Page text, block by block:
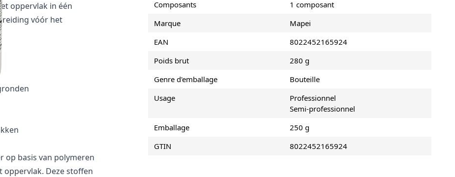
oppervlak in één
vóór het
op basis van polymeren
Deze stoffen
Composants
1 composant
Marque
Mapei
EAN
8022452165924
Poids brut
280 g
Genre d'emballage
Bouteille
Usage
Professionnel
Semi-professionnel
Emballage
250 g
GTIN
8022452165924